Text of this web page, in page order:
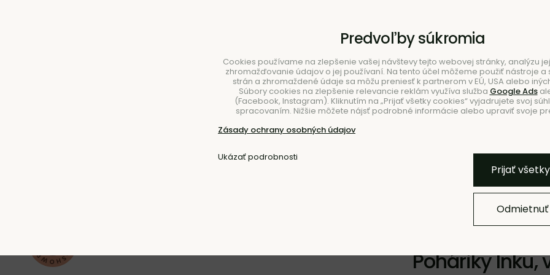
STOLOVANIE
- 10 % KÓD:
Poháriky Inku,
Pridať k
Predvoľby súkromia
Cookies používame na zlepšenie vašej návštevy tejto webovej stránky, analýzu
zhromažďovanie údajov o jej používaní. Na tento účel môžeme použiť nástroje a
strán a zhromaždené údaje sa môžu preniesť k partnerom v EÚ, USA alebo
Súbory cookies na zlepšenie relevancie reklám využíva služba Google Ads
(Facebook, Instagram). Kliknutím na „Prijať všetky cookies“ vyjadrujete svoj
spracovaním. Nižšie môžete nájsť podrobné informácie alebo upraviť svoje
Zásady ochrany osobných údajov
Ukázať podrobnosti
Prijať